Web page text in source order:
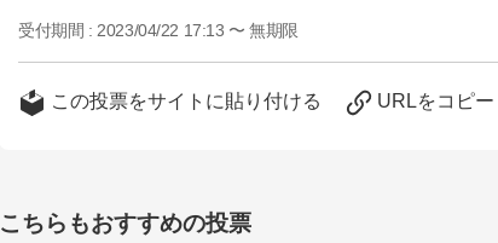
受付期間 : 2023/04/22 17:13 〜 無期限
この投票をサイトに貼り付ける URLをコピー
こちらもおすすめの投票